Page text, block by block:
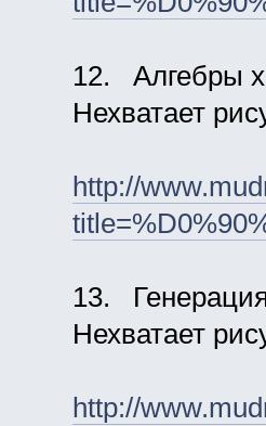
12. Алгебры
Нехватает
http://
13.
Нехватает
http://